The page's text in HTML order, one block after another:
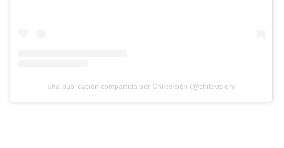
Una publicación compartida por Chilevisión (@chilevision)